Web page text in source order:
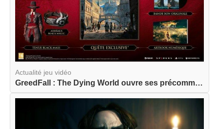
Actualité jeu vidéo
GreedFall : The Dying World ouvre ses précommand...